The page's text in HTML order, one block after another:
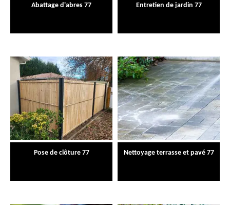
Abattage d'abres 77 Entretien de jardin 77
Pose de clôture 77 Nettoyage terrasse et pavé 77